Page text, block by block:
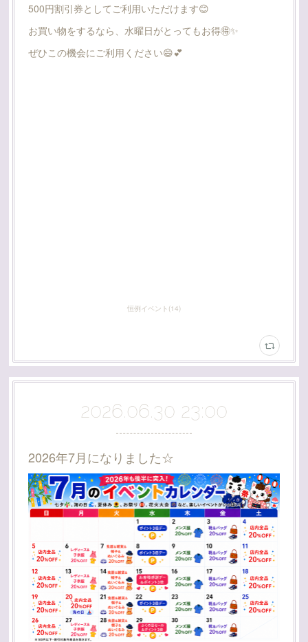
500円割引券としてご利用いただけます😊
お買い物をするなら、水曜日がとってもお得🉐✨
ぜひこの機会にご利用ください😄💕
恒例イベント (14)
2026.06.30 23:00
2026年7月になりました☆